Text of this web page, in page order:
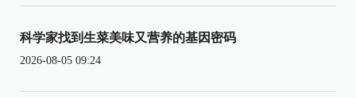
科学家找到生菜美味又营养的基因密码
2026-08-05 09:24